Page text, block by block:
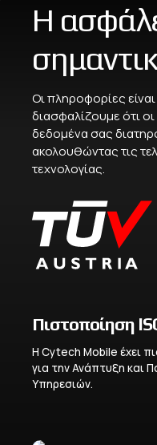
Η
Οι πληροφορίες
διασφαλίζουμε ότι
δεδομένα σας
ακολουθώντας τις
τεχνολογίας.
Πιστοποίηση
Η Cytech Mobile έχει
για την Ανάπτυξη και
Υπηρεσιών.